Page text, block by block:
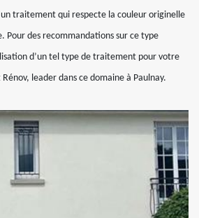
traitement qui respecte la couleur originelle
Pour des recommandations sur ce type
d’un tel type de traitement pour votre
leader dans ce domaine à Paulnay.